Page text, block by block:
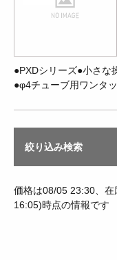
●PXDシリーズ●小さな
●φ4チューブ用ワンタ
絞り込み検索
価格は08/05 23:30、
16:05)時点の情報です